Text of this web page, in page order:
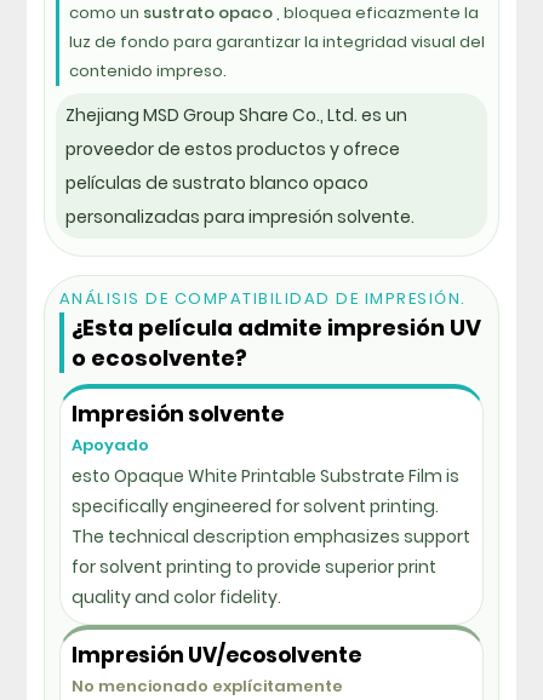
como un sustrato opaco , bloquea eficazmente la
luz de fondo para garantizar la integridad visual del
contenido impreso.
Zhejiang MSD Group Share Co., Ltd. es un
proveedor de estos productos y ofrece
películas de sustrato blanco opaco
personalizadas para impresión solvente.
ANÁLISIS DE COMPATIBILIDAD DE IMPRESIÓN.
¿Esta película admite impresión UV
o ecosolvente?
Impresión solvente
Apoyado
esto Opaque White Printable Substrate Film is
specifically engineered for solvent printing.
The technical description emphasizes support
for solvent printing to provide superior print
quality and color fidelity.
Impresión UV/ecosolvente
No mencionado explícitamente